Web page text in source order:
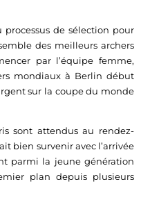
de sélection pour
des meilleurs archers
par l’équipe femme,
mondiaux à Berlin début
sur la coupe du monde
sont attendus au rendez-
bien survenir avec l’arrivée
parmi la jeune génération
plan depuis plusieurs